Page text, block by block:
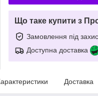
Що таке купити з
Замовлення під
Доступна доставка
Доставка